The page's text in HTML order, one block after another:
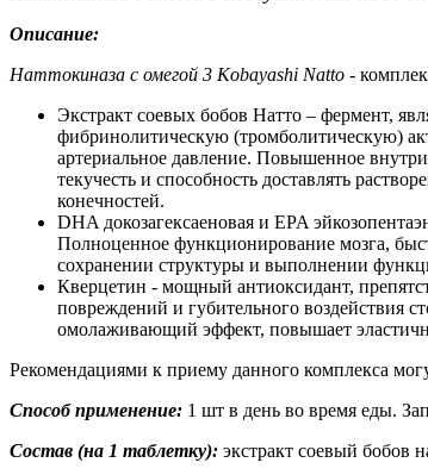
Описание:
Наттокиназа с омегой 3 Kobayashi Natto -
Экстракт соевых бобов Натто – фермент,
фибринолитическую (тромболитическую)
артериальное давление. Повышенное
текучесть и способность доставлять
конечностей.
DHA докозагексаеновая и EPA
Полноценное функционирование мозга,
сохранении структуры и выполнении
Кверцетин - мощный антиоксидант,
повреждений и губительного воздействия
омолаживающий эффект, повышает
Рекомендациями к приему данного комплекса
Способ применение: 1 шт в день во время еды.
Состав (на 1 таблетку): экстракт соевый бобов